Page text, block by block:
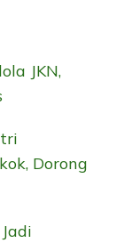
JKN,
Dorong